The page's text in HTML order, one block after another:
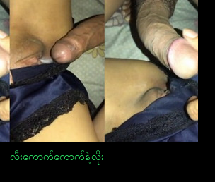
လီးကောက်ကောက်နဲ့လိုး